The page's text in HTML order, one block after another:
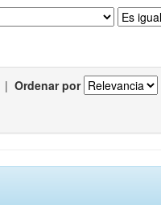
| Ordenar por